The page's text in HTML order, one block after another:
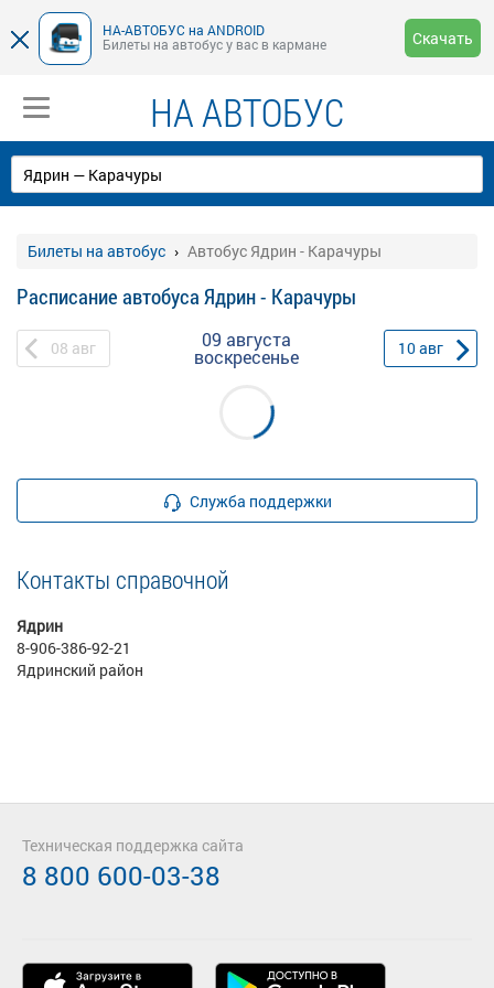
НА-АВТОБУС на ANDROID
Билеты на автобус у вас в кармане
Скачать
НА АВТОБУС
Билеты на автобус Автобус Ядрин - Карачуры
Расписание автобуса Ядрин - Карачуры
08 авг 09 августа
воскресенье 10авг
Служба поддержки
Контакты справочной
Ядрин
8-906-386-92-21
Ядринский район
Техническая поддержка сайта
8 800 600-03-38